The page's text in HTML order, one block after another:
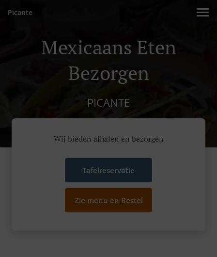
Picante
Mexicaans Eten
Bezorgen
PICANTE
Wij bieden afhalen en bezorgen
Tafelreservatie
Zie menu en Bestel